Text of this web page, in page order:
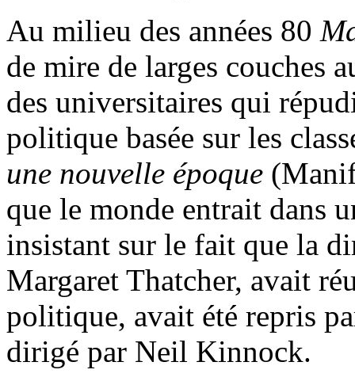
Au milieu des années 80
de mire de larges couches
des universitaires qui
politique basée sur les
une nouvelle époque
que le monde entrait dans
insistant sur le fait que la
Margaret Thatcher, avait
politique, avait été repris
dirigé par Neil Kinnock.